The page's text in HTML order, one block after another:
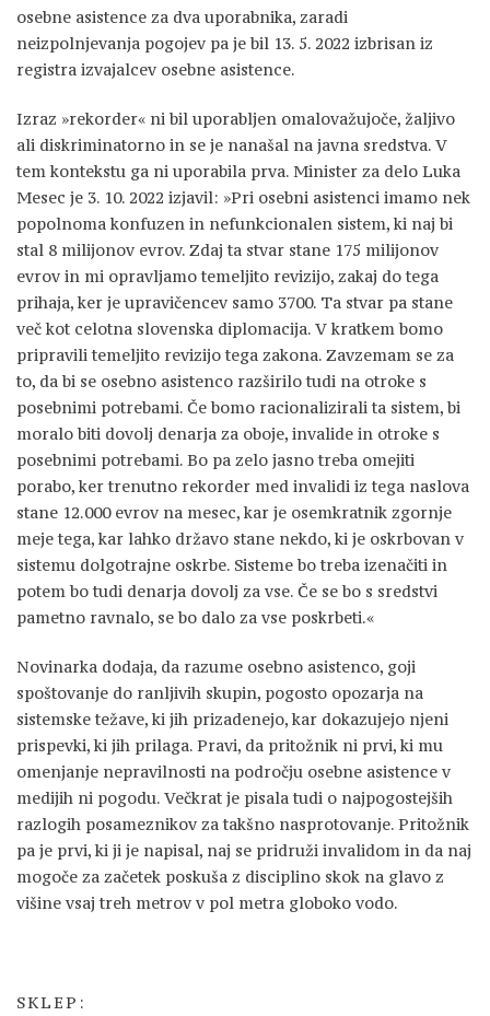
osebne asistence za dva uporabnika, zaradi
neizpolnjevanja pogojev pa je bil 13. 5. 2022 izbrisan iz
registra izvajalcev osebne asistence.
Izraz »rekorder« ni bil uporabljen omalovažujoče, žaljivo
ali diskriminatorno in se je nanašal na javna sredstva. V
tem kontekstu ga ni uporabila prva. Minister za delo Luka
Mesec je 3. 10. 2022 izjavil: »Pri osebni asistenci imamo nek
popolnoma konfuzen in nefunkcionalen sistem, ki naj bi
stal 8 milijonov evrov. Zdaj ta stvar stane 175 milijonov
evrov in mi opravljamo temeljito revizijo, zakaj do tega
prihaja, ker je upravičencev samo 3700. Ta stvar pa stane
več kot celotna slovenska diplomacija. V kratkem bomo
pripravili temeljito revizijo tega zakona. Zavzemam se za
to, da bi se osebno asistenco razširilo tudi na otroke s
posebnimi potrebami. Če bomo racionalizirali ta sistem, bi
moralo biti dovolj denarja za oboje, invalide in otroke s
posebnimi potrebami. Bo pa zelo jasno treba omejiti
porabo, ker trenutno rekorder med invalidi iz tega naslova
stane 12.000 evrov na mesec, kar je osemkratnik zgornje
meje tega, kar lahko državo stane nekdo, ki je oskrbovan v
sistemu dolgotrajne oskrbe. Sisteme bo treba izenačiti in
potem bo tudi denarja dovolj za vse. Če se bo s sredstvi
pametno ravnalo, se bo dalo za vse poskrbeti.«
Novinarka dodaja, da razume osebno asistenco, goji
spoštovanje do ranljivih skupin, pogosto opozarja na
sistemske težave, ki jih prizadenejo, kar dokazujejo njeni
prispevki, ki jih prilaga. Pravi, da pritožnik ni prvi, ki mu
omenjanje nepravilnosti na področju osebne asistence v
medijih ni pogodu. Večkrat je pisala tudi o najpogostejših
razlogih posameznikov za takšno nasprotovanje. Pritožnik
pa je prvi, ki ji je napisal, naj se pridruži invalidom in da naj
mogoče za začetek poskuša z disciplino skok na glavo z
višine vsaj treh metrov v pol metra globoko vodo.
SKLEP: